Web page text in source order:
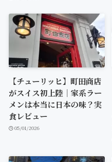
【チューリッヒ】町田商店
がスイス初上陸｜家系ラー
メンは本当に日本の味？実
食レビュー
05/01/2026